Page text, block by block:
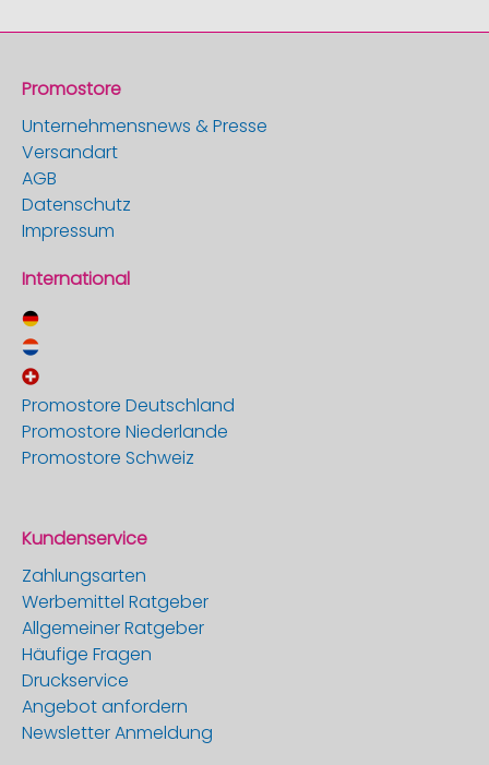
Promostore
Unternehmensnews & Presse
Versandart
AGB
Datenschutz
Impressum
International
Promostore Deutschland
Promostore Niederlande
Promostore Schweiz
Kundenservice
Zahlungsarten
Werbemittel Ratgeber
Allgemeiner Ratgeber
Häufige Fragen
Druckservice
Angebot anfordern
Newsletter Anmeldung